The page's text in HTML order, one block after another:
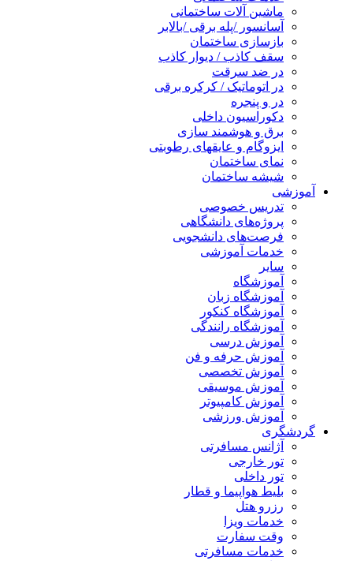
ماشین آلات ساختمانی
آسانسور /پله برقی /بالابر
بازسازی ساختمان
سقف کاذب / دیوار کاذب
در ضد سرقت
در اتوماتیک / کرکره برقی
در و پنجره
دکوراسیون داخلی
برق و هوشمند سازی
ایزوگام و عایقهای رطوبتی
نمای ساختمان
شیشه ساختمان
آموزشی
تدریس خصوصی
پروژه‌های دانشگاهی
فرصت‌های دانشجویی
خدمات آموزشی
سایر
آموزشگاه
آموزشگاه زبان
آموزشگاه کنکور
آموزشگاه رانندگی
آموزش درسی
آموزش حرفه و فن
آموزش تخصصی
آموزش موسیقی
آموزش کامپیوتر
آموزش ورزشی
گردشگری
آژانس مسافرتی
تور خارجی
تور داخلی
بلیط هواپیما و قطار
رزرو هتل
خدمات ویزا
وقت سفارت
خدمات مسافرتی